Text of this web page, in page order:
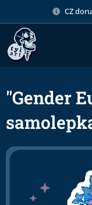
CZ
"Gender